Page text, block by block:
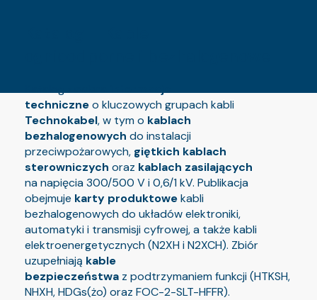
techniczneo kluczowych grupach kabli
Technokabel, w tym o kablach
bezhalogenowych do instalacji
przeciwpożarowych, giętkich kablach
sterowniczych oraz kablach zasilających
na napięcia 300/500 V i 0,6/1 kV. Publikacja
obejmuje karty produktowekabli
bezhalogenowych do układów elektroniki,
automatyki i transmisji cyfrowej, a także kabli
elektroenergetycznych (N2XH i N2XCH). Zbiór
uzupełniają kable
bezpieczeństwaz podtrzymaniem funkcji (HTKSH,
NHXH, HDGs(żo) oraz FOC-2-SLT-HFFR).